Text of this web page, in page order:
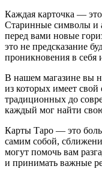
Каждая карточка —
Старинные символы и
перед вами новые
это не предсказание
проникновения в себя
В нашем магазине вы
из которых имеет
традиционных до
каждый мог найти
Карты Таро — это
самим собой,
могут помочь вам
и принимать важные